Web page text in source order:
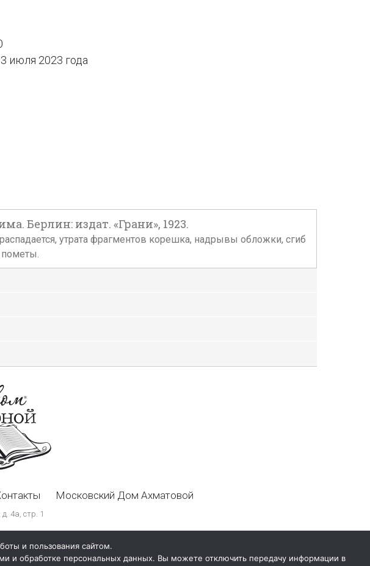
июля 2023 года
Берлин: издат. «Грани», 1923.
утрата фрагментов корешка, надрывы обложки, сгиб
пометы.
Московский Дом Ахматовой
4а, стр. 1
и пользования сайтом.
и обработке персональных данных. Вы можете отключить передачу информации в